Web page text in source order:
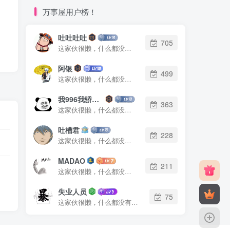
万事屋用户榜！
吐吐吐吐
这家伙很懒，什么都没有写...
705
阿银
这家伙很懒，什么都没有写...
499
我996我骄傲了么
这家伙很懒，什么都没有写...
363
吐槽君
这家伙很懒，什么都没有写...
228
MADAO
这家伙很懒，什么都没有写...
211
失业人员
这家伙很懒，什么都没有写...
75